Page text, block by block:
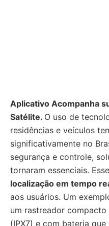
Aplicativo Acompanha
Satélite. O uso de
residências e veículos
significativamente no
segurança e controle,
tornaram essenciais.
localização em tempo
aos usuários. Um
um rastreador compacto
(IPX7) e com bateria